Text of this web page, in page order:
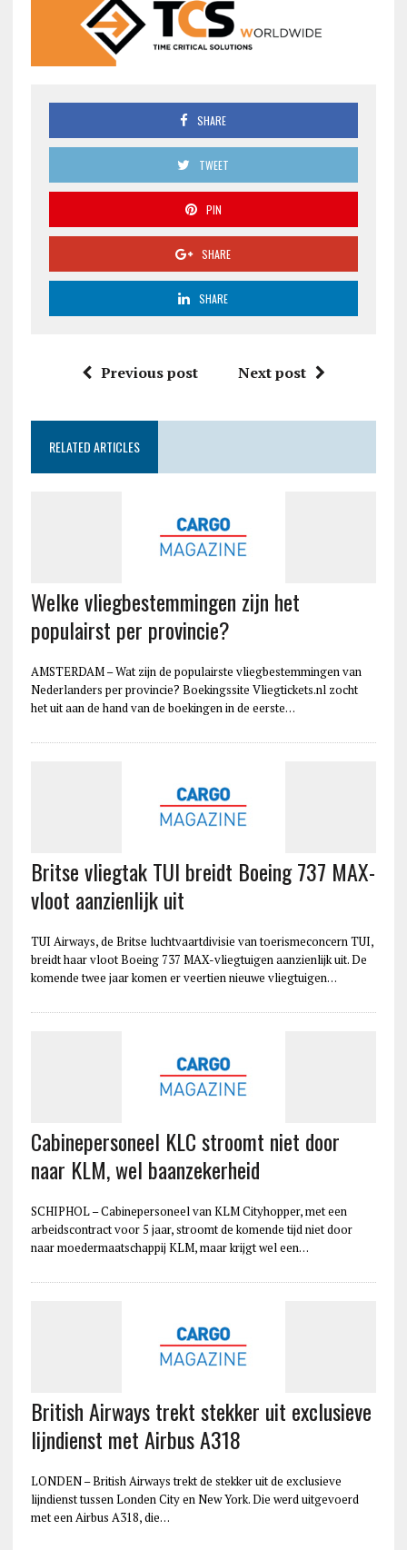
SHARE
TWEET
PIN
SHARE
SHARE
Previous post Next post
RELATED ARTICLES
Welke vliegbestemmingen zijn het
populairst per provincie?
AMSTERDAM – Wat zijn de populairste vliegbestemmingen van
Nederlanders per provincie? Boekingssite Vliegtickets.nl zocht
het uit aan de hand van de boekingen in de eerste…
Britse vliegtak TUI breidt Boeing 737 MAX-
vloot aanzienlijk uit
TUI Airways, de Britse luchtvaartdivisie van toerismeconcern TUI,
breidt haar vloot Boeing 737 MAX-vliegtuigen aanzienlijk uit. De
komende twee jaar komen er veertien nieuwe vliegtuigen…
Cabinepersoneel KLC stroomt niet door
naar KLM, wel baanzekerheid
SCHIPHOL – Cabinepersoneel van KLM Cityhopper, met een
arbeidscontract voor 5 jaar, stroomt de komende tijd niet door
naar moedermaatschappij KLM, maar krijgt wel een…
British Airways trekt stekker uit exclusieve
lijndienst met Airbus A318
LONDEN – British Airways trekt de stekker uit de exclusieve
lijndienst tussen Londen City en New York. Die werd uitgevoerd
met een Airbus A318, die…